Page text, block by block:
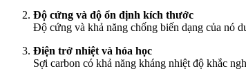
Độ cứng và độ ổn định kích thước
Độ cứng và khả năng chống biến dạng của nó
Điện trở nhiệt và hóa học
Sợi carbon có khả năng kháng nhiệt độ khắc